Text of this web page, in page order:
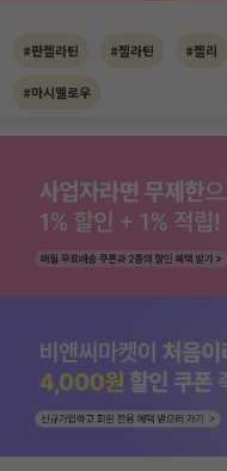
#판젤라틴 #젤라틴 #젤리
#마시멜로우